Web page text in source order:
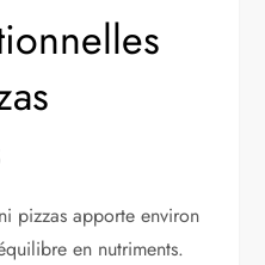
pizzas apporte environ
en nutriments.